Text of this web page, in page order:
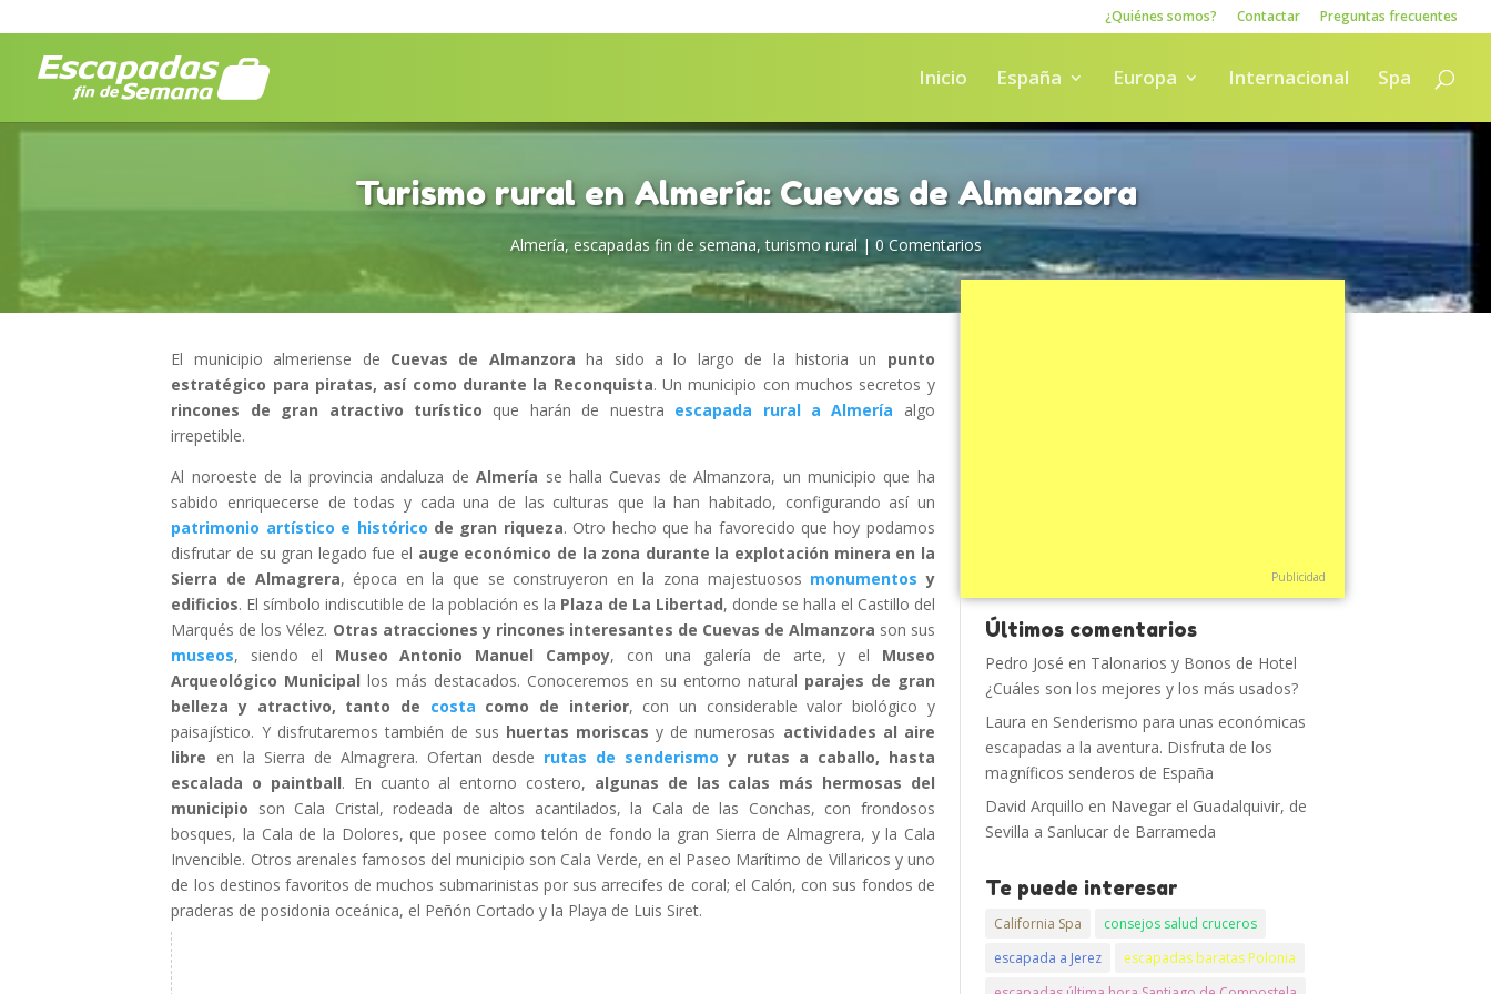
¿Quiénes somos? Contactar Preguntas frecuentes
Inicio España Europa Internacional Spa
Turismo rural en Almería: Cuevas de Almanzora
Almería, escapadas fin de semana,turismo rural| 0 Comentarios
El municipio almeriense de Cuevas de Almanzora ha sido a lo largo de la historia un punto
estratégico para piratas, así como durante la Reconquista. Un municipio con muchos secretos y
rincones de gran atractivo turístico que harán de nuestra escapada rural a Almería algo
irrepetible.
Al noroeste de la provincia andaluza deAlmería se halla Cuevas de Almanzora, un municipio que ha
sabido enriquecerse de todas y cada una de las culturas que la han habitado, configurando así un
patrimonio artístico e histórico de gran riqueza. Otro hecho que ha favorecido que hoy podamos
disfrutar de su gran legado fue el auge económico de la zona durante la explotación minera en la
Sierra de Almagrera, época en la que se construyeron en la zona majestuosos monumentos y
edificios. El símbolo indiscutible de la población es la Plaza de La Libertad, donde se halla el Castillo del
Marqués de los Vélez. Otras atracciones y rincones interesantes de Cuevas de Almanzora son sus
museos, siendo el Museo Antonio Manuel Campoy, con una galería de arte, y el Museo
Arqueológico Municipal los más destacados. Conoceremos en su entorno natural parajes de gran
belleza y atractivo, tanto de costa como de interior, con un considerable valor biológico y
paisajístico. Y disfrutaremos también de sus huertas moriscas y de numerosas actividades al aire
libre en la Sierra de Almagrera. Ofertan desde rutas de senderismo y rutas a caballo, hasta
escalada o paintball. En cuanto al entorno costero, algunas de las calas más hermosas del
municipio son Cala Cristal, rodeada de altos acantilados, la Cala de las Conchas, con frondosos
bosques, la Cala de la Dolores, que posee como telón de fondo la gran Sierra de Almagrera, y la Cala
Invencible. Otros arenales famosos del municipio son Cala Verde, en el Paseo Marítimo de Villaricos y uno
de los destinos favoritos de muchos submarinistas por sus arrecifes de coral; el Calón, con sus fondos de
praderas de posidonia oceánica, el Peñón Cortado y la Playa de Luis Siret.
Publicidad
Últimos comentarios
Pedro José en Talonarios y Bonos de Hotel
¿Cuáles son los mejores y los más usados?
Laura en Senderismo para unas económicas
escapadas a la aventura. Disfruta de los
magníficos senderos de España
David Arquillo en Navegar el Guadalquivir, de
Sevilla a Sanlucar de Barrameda
Te puede interesar
California Spa
consejos salud cruceros
escapada a Jerez
escapadas baratas Polonia